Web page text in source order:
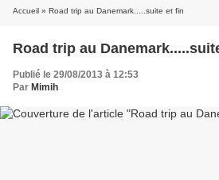
Accueil » Road trip au Danemark.....suite et fin
Road trip au
Publié le 29/08/2013 à 12:53
Par Mimih